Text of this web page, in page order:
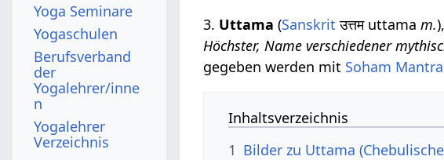
3. Uttama (Sanskrit उत्तम uttamam.
Höchster, Name verschiedener
gegeben werden mit Soham Mantra
Inhaltsverzeichnis
1 Bilder zu Uttama
Yoga Seminare
Yogaschulen
Berufsverband
der
Yogalehrer/inne
n
Yogalehrer
Verzeichnis